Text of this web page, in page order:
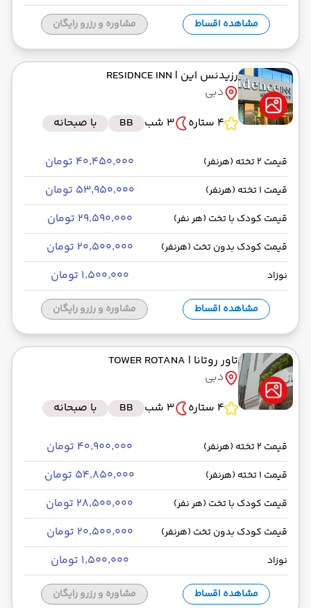
مشاهده اقساط مشاوره و رزرو رایگان
رزیدنس این | RESIDNCE INN
دبی
4 ستاره
3 شب BB با صبحانه
قیمت 2 تخته (هرنفر) ۴۰٬۴۵۰٬۰۰۰ تومان
قیمت 1 تخته (هرنفر) ۵۳٬۹۵۰٬۰۰۰ تومان
قیمت کودک با تخت (هر نفر) ۲۹٬۵۹۰٬۰۰۰ تومان
قیمت کودک بدون تخت (هرنفر) ۲۰٬۵۰۰٬۰۰۰ تومان
نوزاد ۱٬۵۰۰٬۰۰۰ تومان
مشاهده اقساط مشاوره و رزرو رایگان
تاور روتانا | TOWER ROTANA
دبی
4 ستاره
3 شب BB با صبحانه
قیمت 2 تخته (هرنفر) ۴۰٬۹۰۰٬۰۰۰ تومان
قیمت 1 تخته (هرنفر) ۵۴٬۸۵۰٬۰۰۰ تومان
قیمت کودک با تخت (هر نفر) ۲۸٬۵۰۰٬۰۰۰ تومان
قیمت کودک بدون تخت (هرنفر) ۲۰٬۵۰۰٬۰۰۰ تومان
نوزاد ۱٬۵۰۰٬۰۰۰ تومان
مشاهده اقساط مشاوره و رزرو رایگان